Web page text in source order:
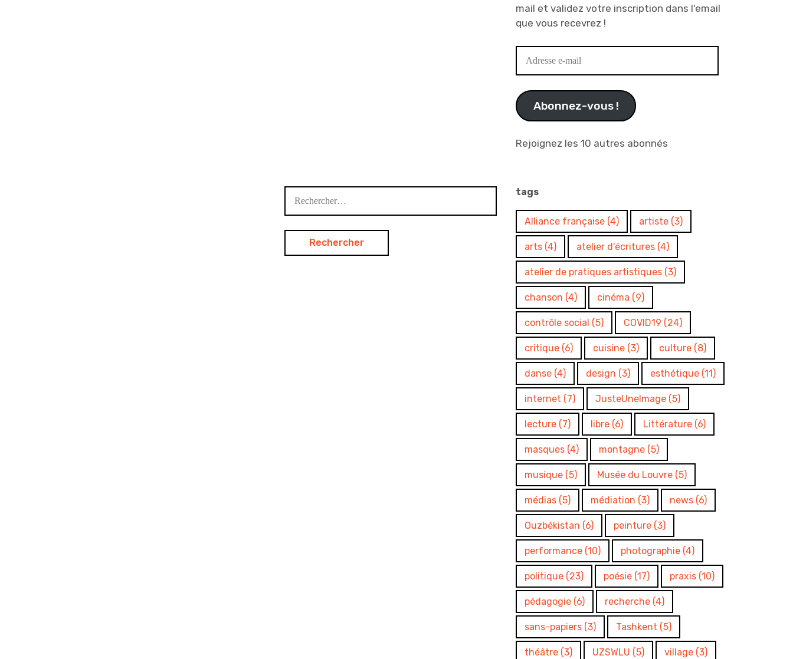
mail et validez votre inscription dans l'email
que vous recevrez !
e-
Abonnez-vous !
Rejoignez les 10 autres abonnés
tags
Alliance française (4) artiste (3)
arts (4) atelier d'écritures (4)
atelier de pratiques artistiques (3)
chanson (4) cinéma (9)
contrôle social (5) COVID19 (24)
critique (6) cuisine (3) culture (8)
danse (4) design (3) esthétique (11)
internet (7) JusteUneImage (5)
lecture (7) libre (6) Littérature (6)
masques (4) montagne (5)
musique (5) Musée du Louvre (5)
médias (5) médiation (3) news (6)
Ouzbékistan (6) peinture (3)
performance (10) photographie (4)
politique (23) poésie (17) praxis (10)
pédagogie (6) recherche (4)
sans-papiers (3) Tashkent (5)
théâtre (3) UZSWLU (5) village (3)